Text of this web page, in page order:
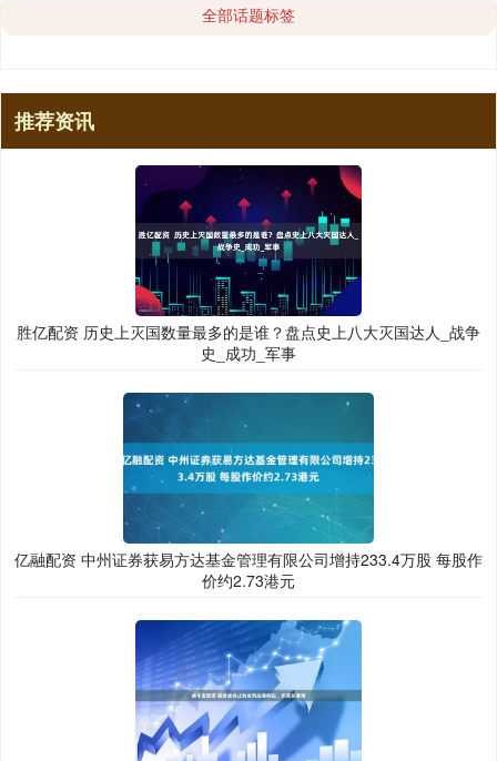
全部话题标签
推荐资讯
胜亿配资 历史上灭国数量最多的是谁？盘点史上八大灭国达人_战争
史_成功_军事
亿融配资 中州证券获易方达基金管理有限公司增持233.4万股 每股作
价约2.73港元